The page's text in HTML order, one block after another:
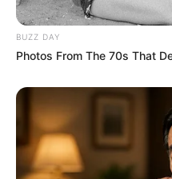
BUZZ DAY
Photos From The 70s That